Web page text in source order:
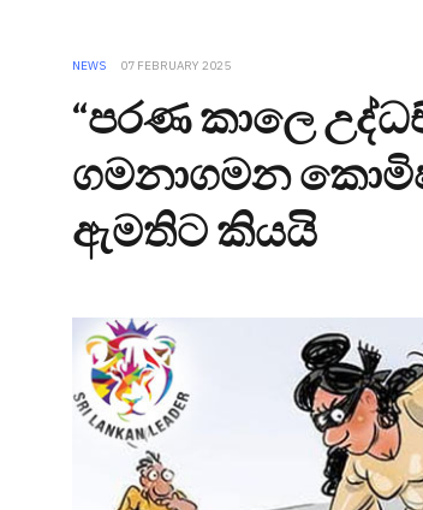
NEWS 07 FEBRUARY 2025
“පරණ කාලෙ
ගමනාගමන
ඇමතිට කියයි